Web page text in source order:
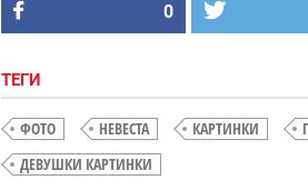
0
ТЕГИ
ФОТО НЕВЕСТА КАРТИНКИ
ДЕВУШКИ КАРТИНКИ